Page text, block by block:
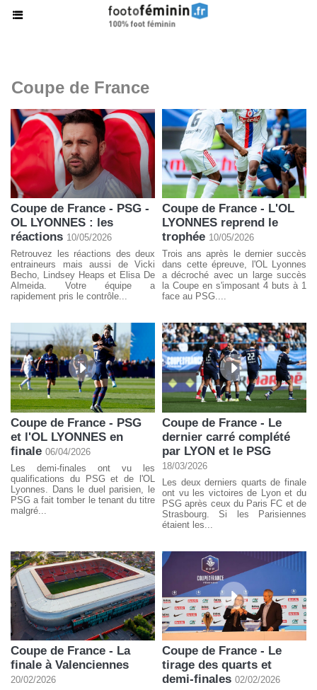
Coupe de France
Coupe de France - PSG -
OL LYONNES : les
réactions 10/05/2026
Retrouvez les réactions des deux
entraineurs mais aussi de Vicki
Becho, Lindsey Heaps et Elisa De
Almeida. Votre équipe a
rapidement pris le contrôle...
Coupe de France - L'OL
LYONNES reprend le
trophée 10/05/2026
Trois ans après le dernier succès
dans cette épreuve, l'OL Lyonnes
a décroché avec un large succès
la Coupe en s'imposant 4 buts à 1
face au PSG....
Coupe de France - PSG
et l'OL LYONNES en
finale 06/04/2026
Les demi-finales ont vu les
qualifications du PSG et de l'OL
Lyonnes. Dans le duel parisien, le
PSG a fait tomber le tenant du titre
malgré...
Coupe de France - Le
dernier carré complété
par LYON et le PSG
18/03/2026
Les deux derniers quarts de finale
ont vu les victoires de Lyon et du
PSG après ceux du Paris FC et de
Strasbourg. Si les Parisiennes
étaient les...
Coupe de France - La
finale à Valenciennes
20/02/2026
Coupe de France - Le
tirage des quarts et
demi-finales 02/02/2026